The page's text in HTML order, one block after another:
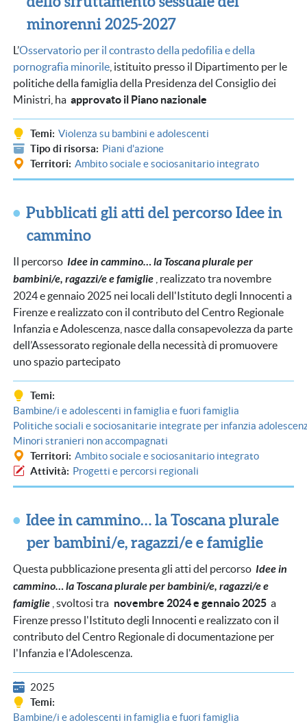
minorenni 2025-2027
L’Osservatorio per il contrasto della pedofilia e della
pornografia minorile , istituito presso il Dipartimento per le
politiche della famiglia della Presidenza del Consiglio dei
Ministri, ha approvato il Piano nazionale
Temi Violenza su bambini e adolescenti
Tipo di risorsa
Piani d'azione
Territori Ambito sociale e sociosanitario integrato
Pubblicati gli atti del percorso Idee in
cammino
Il percorso Idee in cammino… la Toscana plurale per
bambini/e, ragazzi/e e famiglie , realizzato tra novembre
2024 e gennaio 2025 nei locali dell'Istituto degli Innocenti a
Firenze e realizzato con il contributo del Centro Regionale
Infanzia e Adolescenza, nasce dalla consapevolezza da parte
dell’Assessorato regionale della necessità di promuovere
uno spazio partecipato
Temi
Bambine/i e adolescenti in famiglia e fuori famiglia
Politiche sociali e sociosanitarie integrate per infanzia
Minori stranieri non accompagnati
Territori Ambito sociale e sociosanitario integrato
Attività
Progetti e percorsi regionali
Idee in cammino… la Toscana plurale
per bambini/e, ragazzi/e e famiglie
Questa pubblicazione presenta gli atti del percorso Idee in
cammino… la Toscana plurale per bambini/e, ragazzi/e e
famiglie , svoltosi tra novembre 2024 e gennaio 2025 a
Firenze presso l'Istituto degli Innocenti e realizzato con il
contributo del Centro Regionale di documentazione per
l'Infanzia e l'Adolescenza.
2025
Temi
Bambine/i e adolescenti in famiglia e fuori famiglia